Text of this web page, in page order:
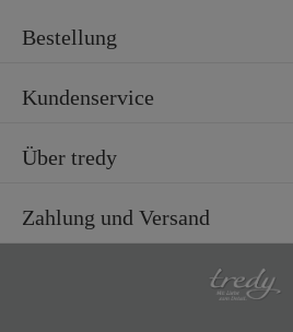
Bestellung
Kundenservice
Über tredy
Zahlung und Versand